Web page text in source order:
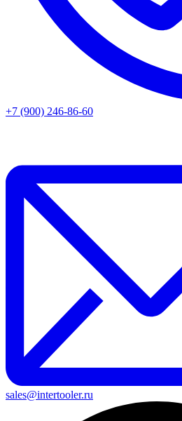
+7 (900) 246-86-60
sales@intertooler.ru